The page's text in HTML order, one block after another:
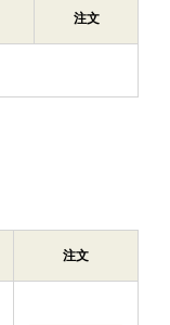
注文
注文